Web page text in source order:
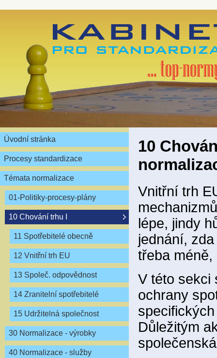
Úvodní stránka
Procesy standardizace
Témata normalizace
01-Politiky-procesy-plány
10 Chování trhu I
11 Spotřebitelé obecně
12 Vnitřní trh EU
13 Společ. odpovědnost
14 Zranitelní spotřebitelé
15 Udržitelná společnost
30 Normalizace - výrobky
40 Normalizace - služby
10
Vnitřní trh
lépe, jindy
jednání,
třeba
V této sekci
ochrany
Důležitým